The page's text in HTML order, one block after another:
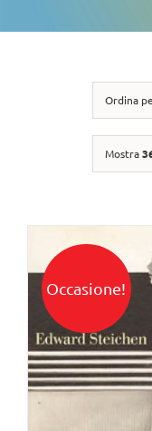
Ordina
Mostra
Occasione!